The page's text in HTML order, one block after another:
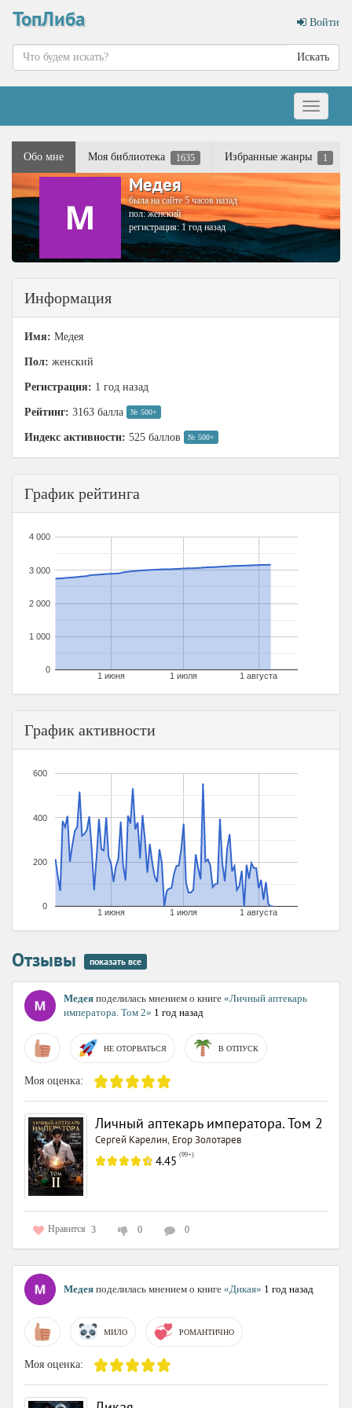
ТопЛиба Войти
Искать
Меню
Обо мне Моя библиотека 1635 Избранные жанры 1
Медея
была на сайте 5 часов назад
пол: женский
регистрация: 1 год назад
Информация
Имя: Медея
Пол: женский
Регистрация: 1 год назад
Рейтинг: 3163 балла № 500+
Индекс активности: 525 баллов № 500+
График рейтинга
1 июня 1 июля 1 августа
0
1 000
2 000
3 000
4 000
График активности
1 июня 1 июля 1 августа
0
200
400
600
Отзывы показать все
Медея поделилась мнением о книге «Личный аптекарь
императора. Том 2» 1 год назад
НЕ ОТОРВАТЬСЯ В ОТПУСК
Моя оценка:
Личный аптекарь императора. Том 2
Сергей Карелин, Егор Золотарев
4.45 (99+)
Нравится 3 0 0
Медея поделилась мнением о книге «Дикая» 1 год назад
МИЛО РОМАНТИЧНО
Моя оценка: